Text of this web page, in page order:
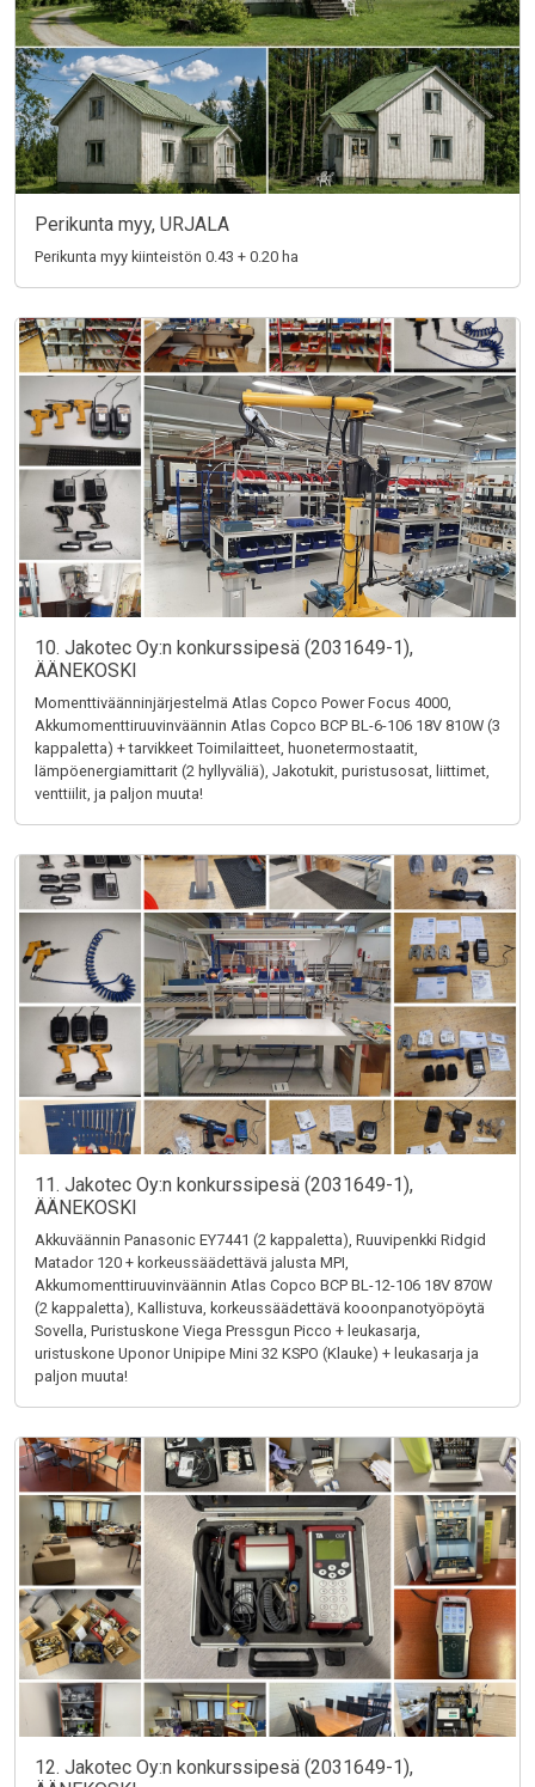
Perikunta myy, URJALA
Perikunta myy kiinteistön 0.43 + 0.20 ha
10. Jakotec Oy:n konkurssipesä (2031649-1),
ÄÄNEKOSKI
Momenttiväänninjärjestelmä Atlas Copco Power Focus 4000,
Akkumomenttiruuvinväännin Atlas Copco BCP BL-6-106 18V 810W (3
kappaletta) + tarvikkeet Toimilaitteet, huonetermostaatit,
lämpöenergiamittarit (2 hyllyväliä), Jakotukit, puristusosat, liittimet,
venttiilit, ja paljon muuta!
11. Jakotec Oy:n konkurssipesä (2031649-1),
ÄÄNEKOSKI
Akkuväännin Panasonic EY7441 (2 kappaletta), Ruuvipenkki Ridgid
Matador 120 + korkeussäädettävä jalusta MPI,
Akkumomenttiruuvinväännin Atlas Copco BCP BL-12-106 18V 870W
(2 kappaletta), Kallistuva, korkeussäädettävä kooonpanotyöpöytä
Sovella, Puristuskone Viega Pressgun Picco + leukasarja,
uristuskone Uponor Unipipe Mini 32 KSPO (Klauke) + leukasarja ja
paljon muuta!
12. Jakotec Oy:n konkurssipesä (2031649-1),